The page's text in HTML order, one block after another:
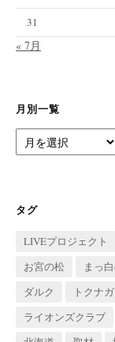
31
« 7月
月別一覧
別
タグ
LIVEプロジェクト
お宮の松
まっ
ダルク
トクナ
ライオンズクラブ